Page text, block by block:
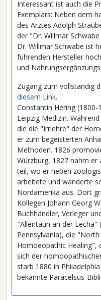
Interessant ist auch die
Exemplars: Neben dem
des Arztes Adolph
der "Dr. Willmar
Dr. Willmar Schwabe ist
führenden Hersteller
und
Zugang zum vollständig
diesem Link.
Constantin Hering
Leipzig Medizin.
die die "Irrlehre" der
er zum begeisterten
Methoden. 1826
Würzburg, 1827 nahm er
teil, wo er neben
arbeitete und wanderte
Nordamerika aus. Dort
Kollegen Johann Georg
Buchhändler, Verleger
"Allentaun an der Lecha"
Pennsylvania), die
Homoeopathic Healing",
sich der
starb 1880 in
bekannte Paracelsus-